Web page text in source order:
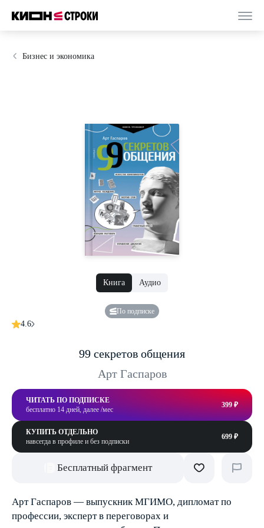
Бизнес и экономика
Книга Аудио
По подписке
4.6
99 секретов общения
Арт Гаспаров
ЧИТАТЬ ПО ПОДПИСКЕ
бесплатно 14 дней, далее /мес
399 ₽
КУПИТЬ ОТДЕЛЬНО
навсегда в профиле и без подписки
699 ₽
Бесплатный фрагмент
Арт Гаспаров — выпускник МГИМО, дипломат по
профессии, эксперт в переговорах и